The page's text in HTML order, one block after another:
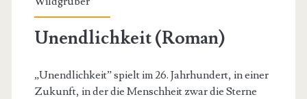
<span>Kunst
und
Kultur</span>
Unendlichkeit (Roman)
„Unendlichkeit” spielt im 26. Jahrhundert, in einer
Zukunft, in der die Menschheit zwar die Sterne